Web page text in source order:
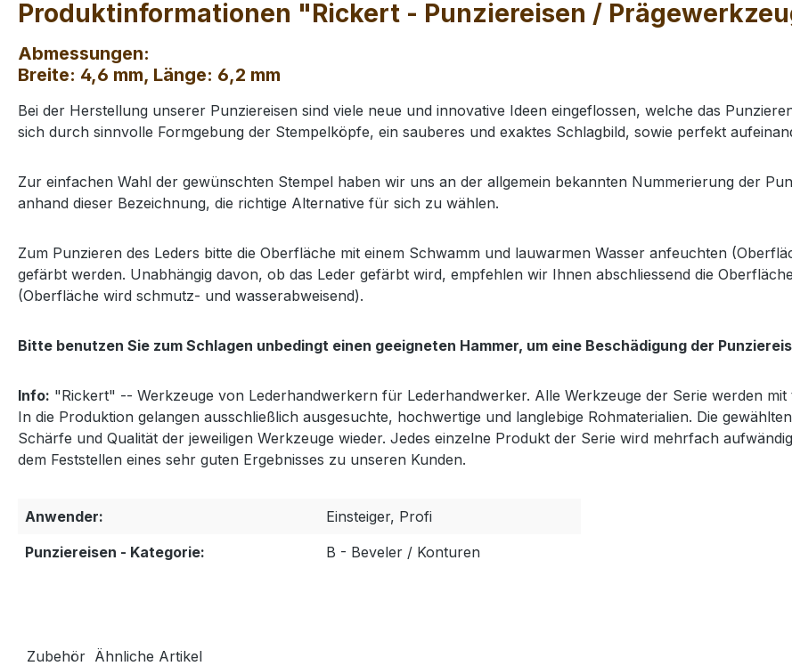
Produktinformationen "Rickert - Punziereisen /
Abmessungen:
Breite: 4,6 mm, Länge: 6,2 mm
Bei der Herstellung unserer Punziereisen sind viele neue und innovative Ideen eingeflossen, welche das
sich durch sinnvolle Formgebung der Stempelköpfe, ein sauberes und exaktes Schlagbild, sowie perfekt
Zur einfachen Wahl der gewünschten Stempel haben wir uns an der allgemein bekannten Nummerierung der
anhand dieser Bezeichnung, die richtige Alternative für sich zu wählen.
Zum Punzieren des Leders bitte die Oberfläche mit einem Schwamm und lauwarmen Wasser anfeuchten
gefärbt werden. Unabhängig davon, ob das Leder gefärbt wird, empfehlen wir Ihnen abschliessend die
(Oberfläche wird schmutz- und wasserabweisend).
Bitte benutzen Sie zum Schlagen unbedingt einen geeigneten Hammer, um eine Beschädigung der
Info: "Rickert" -- Werkzeuge von Lederhandwerkern für Lederhandwerker. Alle Werkzeuge der Serie werden mit
In die Produktion gelangen ausschließlich ausgesuchte, hochwertige und langlebige Rohmaterialien. Die
Schärfe und Qualität der jeweiligen Werkzeuge wieder. Jedes einzelne Produkt der Serie wird mehrfach
dem Feststellen eines sehr guten Ergebnisses zu unseren Kunden.
Anwender:
Einsteiger, Profi
Punziereisen - Kategorie:
B - Beveler / Konturen
Zubehör Ähnliche Artikel